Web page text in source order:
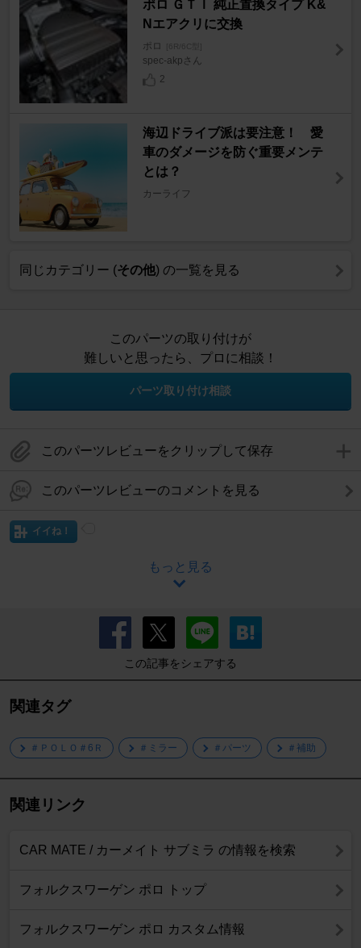
ポロ ＧＴＩ 純正置換タイプ K&
Nエアクリに交換
ポロ [6R/6C型]
spec-akpさん
2
海辺ドライブ派は要注意！ 愛
車のダメージを防ぐ重要メンテ
とは？
カーライフ
同じカテゴリー (その他) の一覧を見る
このパーツの取り付けが
難しいと思ったら、プロに相談！
パーツ取り付け相談
このパーツレビューをクリップして保存
このパーツレビューのコメントを見る
イイね！
もっと見る
この記事をシェアする
関連タグ
＃ＰＯＬＯ＃6Ｒ ＃ミラー ＃パーツ ＃補助
関連リンク
CAR MATE / カーメイト サブミラ の情報を検索
フォルクスワーゲン ポロ トップ
フォルクスワーゲン ポロ カスタム情報